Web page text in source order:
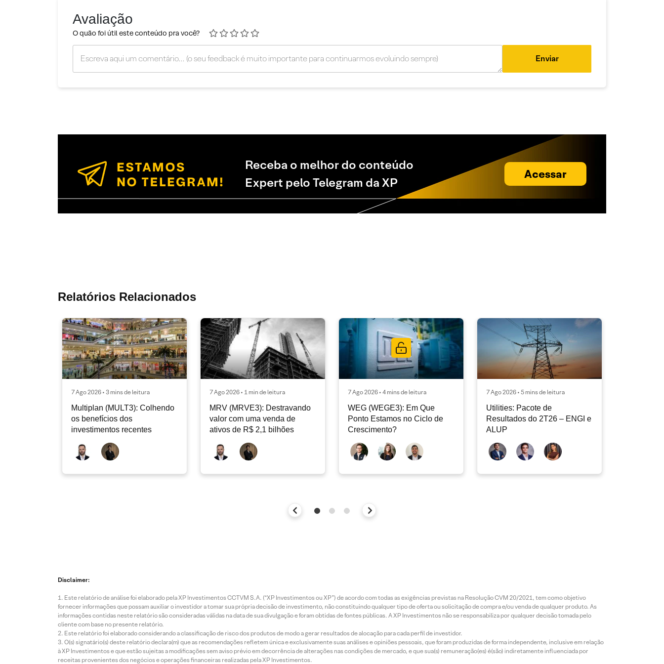
Avaliação
O quão foi útil este conteúdo pra você?
Enviar
Receba o melhor do conteúdo
Expert pelo Telegram da XP
Acessar
Relatórios Relacionados
7 Ago 2026 • 3 mins de leitura
Multiplan (MULT3): Colhendo
os benefícios dos
investimentos recentes
7 Ago 2026 • 1 min de leitura
MRV (MRVE3): Destravando
valor com uma venda de
ativos de R$ 2,1 bilhões
7 Ago 2026 • 4 mins de leitura
WEG (WEGE3): Em Que
Ponto Estamos no Ciclo de
Crescimento?
7 Ago 2026 • 5 mins de leitura
Utilities: Pacote de
Resultados do 2T26 – ENGI e
ALUP
Disclaimer:
Este relatório de análise foi elaborado pela XP Investimentos CCTVM S.A. (“XP Investimentos ou XP”) de acordo com todas as exigências previstas na Resolução CVM 20/2021, tem como objetivo
fornecer informações que possam auxiliar o investidor a tomar sua própria decisão de investimento, não constituindo qualquer tipo de oferta ou solicitação de compra e/ou venda de qualquer produto. As
informações contidas neste relatório são consideradas válidas na data de sua divulgação e foram obtidas de fontes públicas. A XP Investimentos não se responsabiliza por qualquer decisão tomada pelo
cliente com base no presente relatório.
Este relatório foi elaborado considerando a classificação de risco dos produtos de modo a gerar resultados de alocação para cada perfil de investidor.
O(s) signatário(s) deste relatório declara(m) que as recomendações refletem única e exclusivamente suas análises e opiniões pessoais, que foram produzidas de forma independente, inclusive em relação
à XP Investimentos e que estão sujeitas a modificações sem aviso prévio em decorrência de alterações nas condições de mercado, e que sua(s) remuneração(es) é(são) indiretamente influenciada por
receitas provenientes dos negócios e operações financeiras realizadas pela XP Investimentos.